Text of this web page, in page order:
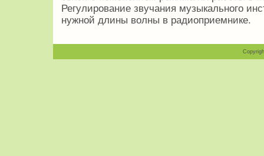
Регулирование звучания музыкального
нужной длины волны в радиоприемнике.